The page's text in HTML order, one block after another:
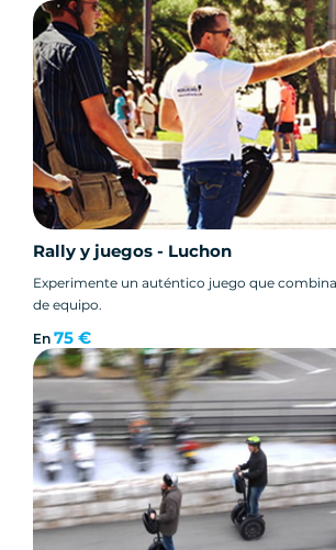
Rally y juegos - Luchon
Experimente un auténtico juego que
de equipo.
En 75 €